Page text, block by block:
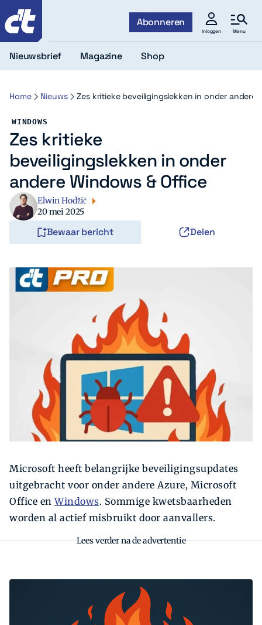
Abonneren
Inloggen Menu
Zoeken
Nieuwsbrief Magazine Shop
Home Nieuws Zes kritieke beveiligingslekken in onder andere
WINDOWS
Zes kritieke
beveiligingslekken in onder
andere Windows & Office
Elwin Hodžić
20 mei 2025
Bewaar bericht Delen
Microsoft heeft belangrijke beveiligingsupdates
uitgebracht voor onder andere Azure, Microsoft
Office enWindows. Sommige kwetsbaarheden
worden al actief misbruikt door aanvallers.
Lees verder na de advertentie